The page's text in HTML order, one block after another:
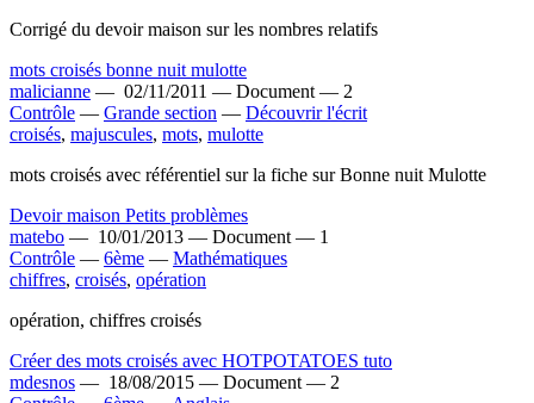
Corrigé du devoir maison sur les nombres relatifs
mots croisés bonne nuit mulotte
malicianne — 02/11/2011 — Document — 2
Contrôle — Grande section — Découvrir l'écrit
croisés, majuscules, mots, mulotte
mots croisés avec référentiel sur la fiche sur Bonne nuit Mulotte
Devoir maison Petits problèmes
matebo — 10/01/2013 — Document — 1
Contrôle — 6ème — Mathématiques
chiffres, croisés, opération
opération, chiffres croisés
Créer des mots croisés avec HOTPOTATOES tuto
mdesnos — 18/08/2015 — Document — 2